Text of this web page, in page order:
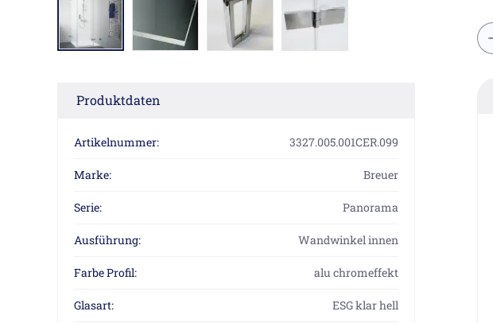
Produktdaten
Artikelnummer: 3327.005.001CER.099
Marke: Breuer
Serie: Panorama
Ausführung: Wandwinkel innen
Farbe Profil: alu chromeffekt
Glasart: ESG klar hell